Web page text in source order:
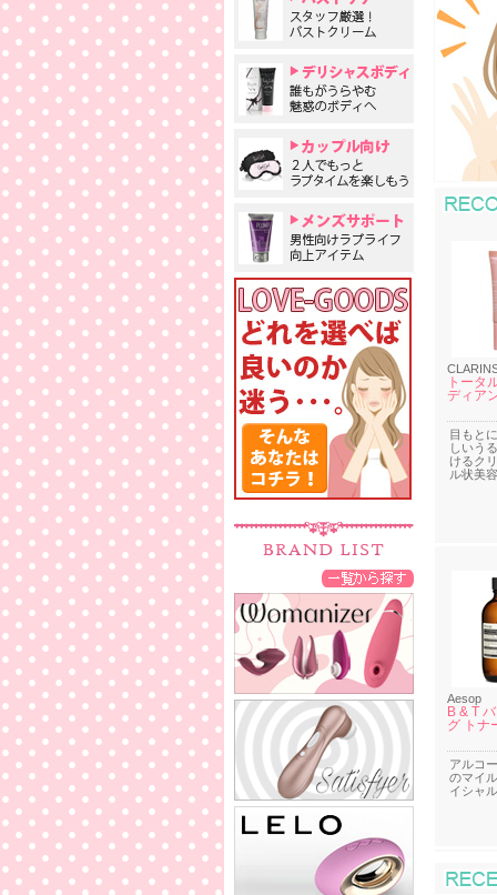
トータ
ディア
目もと
しいう
けるク
ル状美
Aesop
B & T
グ トナ
アルコ
のマイ
イシャ